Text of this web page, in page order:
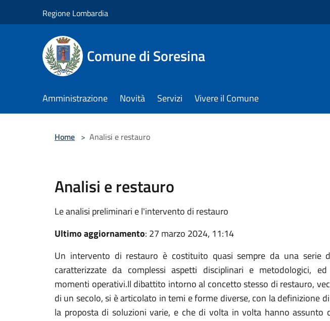
Regione Lombardia
Comune di Soresina
Amministrazione Novità Servizi Vivere il Comune
Home > Analisi e restauro
Analisi e restauro
Le analisi preliminari e l'intervento di restauro
Ultimo aggiornamento: 27 marzo 2024, 11:14
Un intervento di restauro è costituito quasi sempre da una serie
caratterizzate da complessi aspetti disciplinari e metodologici, ed
momenti operativi.Il dibattito intorno al concetto stesso di restauro,
di un secolo, si è articolato in temi e forme diverse, con la definizione
la proposta di soluzioni varie, e che di volta in volta hanno assunto